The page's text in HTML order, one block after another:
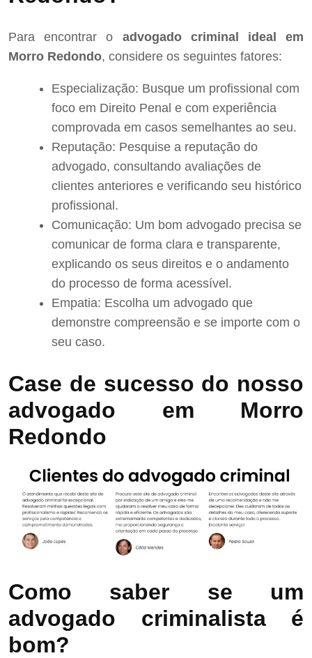
Para encontrar o advogado criminal ideal em
Morro Redondo, considere os seguintes fatores:
Especialização: Busque um profissional com
foco em Direito Penal e com experiência
comprovada em casos semelhantes ao seu.
Reputação: Pesquise a reputação do
advogado, consultando avaliações de
clientes anteriores e verificando seu histórico
profissional.
Comunicação: Um bom advogado precisa se
comunicar de forma clara e transparente,
explicando os seus direitos e o andamento
do processo de forma acessível.
Empatia: Escolha um advogado que
demonstre compreensão e se importe com o
seu caso.
Case de sucesso do nosso
advogado em Morro
Redondo
Como saber se um
advogado criminalista é
bom?